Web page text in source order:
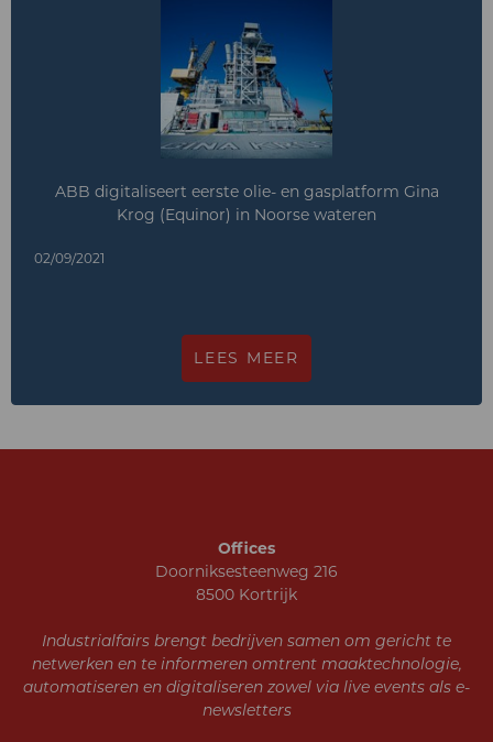
ABB digitaliseert eerste olie- en gasplatform Gina
Krog (Equinor) in Noorse wateren
02/09/2021
LEES MEER
Offices
Doorniksesteenweg 216
8500 Kortrijk
Industrialfairs brengt bedrijven samen om gericht te
netwerken en te informeren omtrent maaktechnologie,
automatiseren en digitaliseren zowel via live events als e-
newsletters